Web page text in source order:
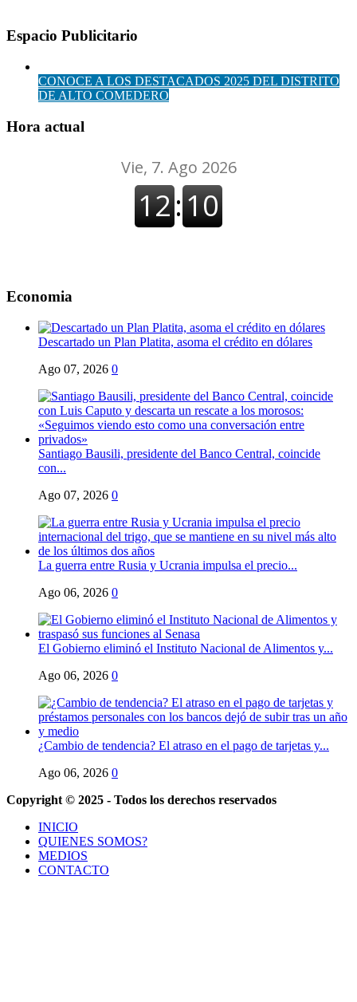
Espacio Publicitario
CONOCE A LOS DESTACADOS 2025 DEL DISTRITO
DE ALTO COMEDERO
Hora actual
Economia
Descartado un Plan Platita, asoma el crédito en dólares
Ago 07, 2026 0
Santiago Bausili, presidente del Banco Central, coincide
con...
Ago 07, 2026 0
La guerra entre Rusia y Ucrania impulsa el precio...
Ago 06, 2026 0
El Gobierno eliminó el Instituto Nacional de Alimentos y...
Ago 06, 2026 0
¿Cambio de tendencia? El atraso en el pago de tarjetas y...
Ago 06, 2026 0
Copyright © 2025 - Todos los derechos reservados
INICIO
QUIENES SOMOS?
MEDIOS
CONTACTO